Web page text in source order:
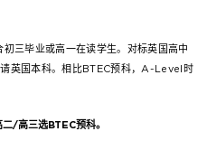
初三毕业或高一在读学生。对标英国高中
英国本科。相比BTEC预科，A-Level时
/高三选BTEC预科。